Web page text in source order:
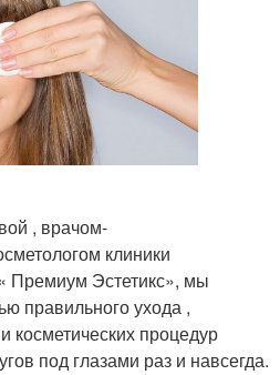
, врачом-
клиники
Премиум Эстетикс», мы
правильного ухода ,
косметических процедур
под глазами раз и навсегда.